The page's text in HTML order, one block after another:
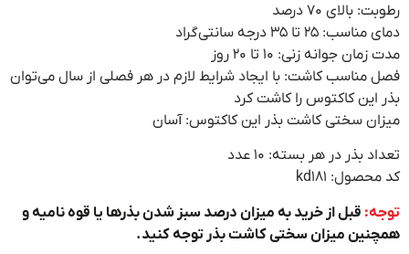
تا ۲۰ روز
با ایجاد شرایط لازم در هر فصلی از سال می‌توان
را کاشت کرد
بذر این کاکتوس: آسان
۱۰ عدد
به میزان درصد سبز شدن بذرها یا قوه نامیه و
سختی کاشت بذر توجه کنید.